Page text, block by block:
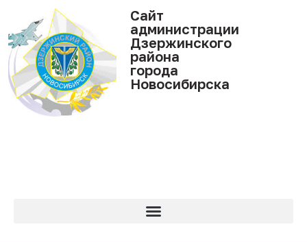
Cайт
администрации
Дзержинского
района
города
Новосибирска